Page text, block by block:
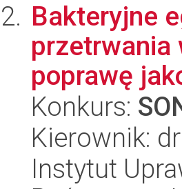
Bakteryjne
przetrwania
poprawę
Konkurs:
Kierownik:
Instytut